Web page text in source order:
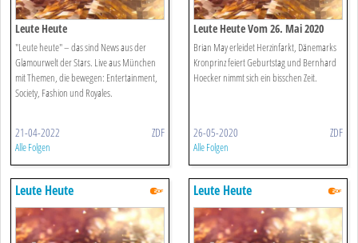
Leute Heute
"Leute heute" – das sind News aus der
Glamourwelt der Stars. Live aus München
mit Themen, die bewegen: Entertainment,
Society, Fashion und Royales.
21-04-2022 ZDF
Alle Folgen
Leute Heute Vom 26. Mai 2020
Brian May erleidet Herzinfarkt, Dänemarks
Kronprinz feiert Geburtstag und Bernhard
Hoecker nimmt sich ein bisschen Zeit.
26-05-2020 ZDF
Alle Folgen
Leute Heute Leute Heute